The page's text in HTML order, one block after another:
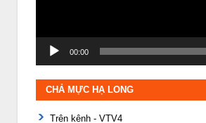
00:00
CHẢ MỰC HẠ LONG
Trên kênh - VTV4